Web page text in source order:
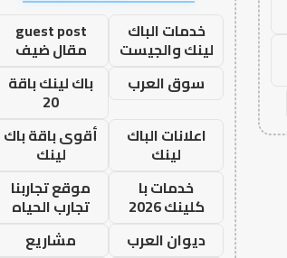
خدمات الباك
لينك والجيست
guest post
مقال ضيف
سوق العرب
باك لينك باقة
20
اعلانات الباك
لينك
أقوى باقة باك
لينك
خدمات با
كلينك 2026
موقع تجاربنا
تجارب الحياه
ديوان العرب
مشاريع